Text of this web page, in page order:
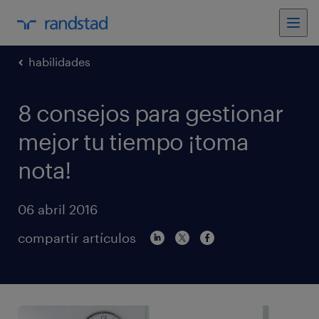
habilidades
8 consejos para gestionar
mejor tu tiempo ¡toma
nota!
06 abril 2016
compartir artículos